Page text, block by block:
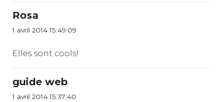
Rosa
1 avril 2014 15:49:09
Elles sont cools!
guide web
1 avril 2014 15:37:40